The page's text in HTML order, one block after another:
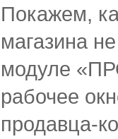
Покажем,
магазина
модуле
рабочее
продавца-